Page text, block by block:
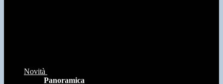
Novità
Panoramica